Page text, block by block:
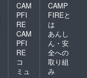
CAM
PFI
RE
CAM
PFI
RE
コ
ミュ
CAMP
FIREと
は
あんし
ん・安
全への
取り組
み